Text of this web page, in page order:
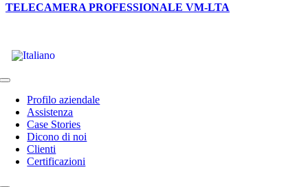
TELECAMERA PROFESSIONALE VM-LTA
Toggle
NavigationProfilo aziendale
Assistenza
Case Stories
Dicono di noi
Clienti
Certificazioni